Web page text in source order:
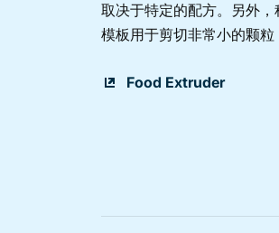
取决于特定的配方。另外，
模板用于剪切非常小的颗粒
Food Extruder